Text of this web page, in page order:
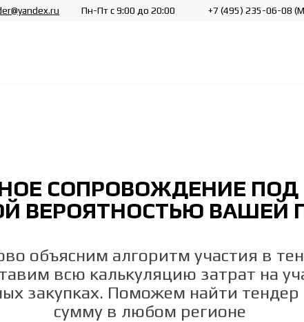
Пн-Пт с 9:00 до 20:00 +7 (495) 235-06-08
СОПРОВОЖДЕНИЕ
ВЕРОЯТНОСТЬЮ ВАШЕЙ
объясним алгоритм участия в
всю калькуляцию затрат на
закупках. Поможем найти
сумму в любом регионе